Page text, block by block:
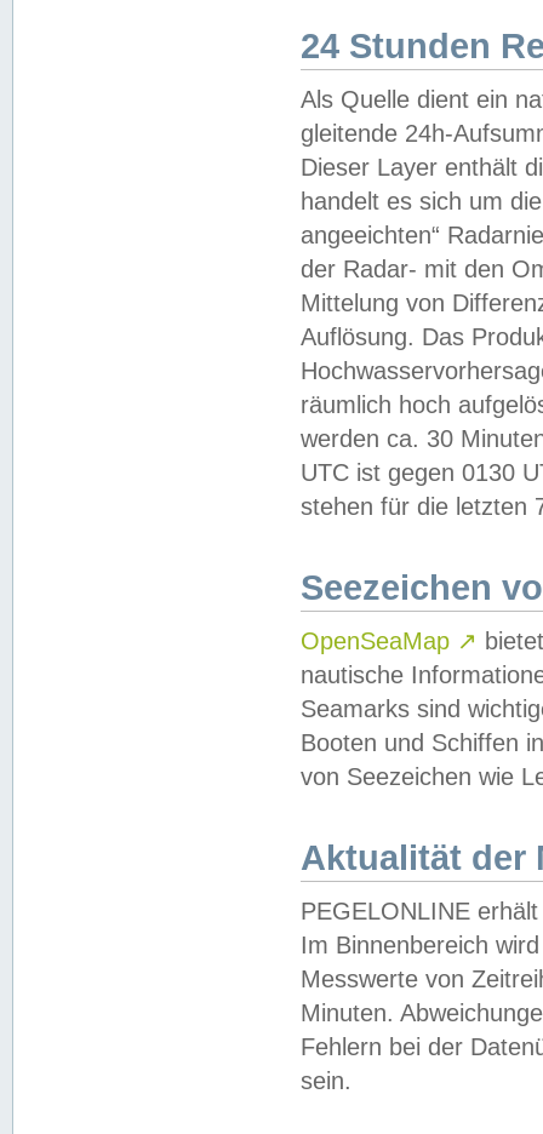
24 Stunden
Als Quelle dient ein
gleitende 24h-
Dieser Layer enthält
handelt es sich um
angeeichten“
der Radar- mit den
Mittelung von
Auflösung. Das
räumlich hoch
werden ca. 30
UTC ist gegen 0130
stehen für die letzten
Seezeichen
OpenSeaMap ↗
nautische
Seamarks sind
Booten und Schiffen
von Seezeichen wie
Aktualität der
PEGELONLINE
Im Binnenbereich
Messwerte von
Minuten.
Fehlern bei der
sein.